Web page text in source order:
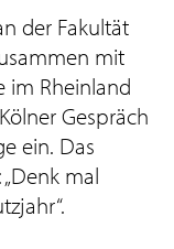
der Fakultät
mit
im Rheinland
Gespräch
ein. Das
mal